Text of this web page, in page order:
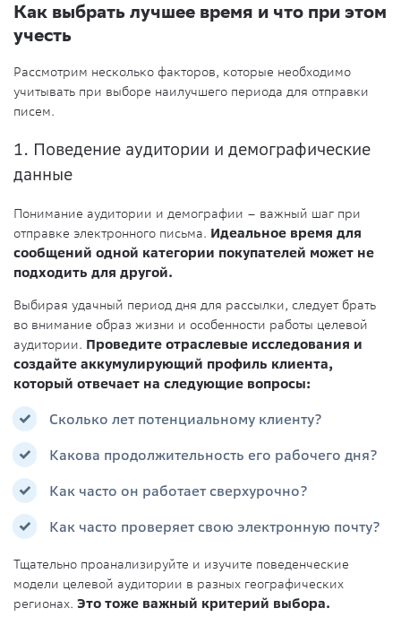
Как выбрать лучшее время и что при этом
учесть
Рассмотрим несколько факторов, которые необходимо
учитывать при выборе наилучшего периода для отправки
писем.
1. Поведение аудитории и демографические
данные
Понимание аудитории и демографии – важный шаг при
отправке электронного письма. Идеальное время для
сообщений одной категории покупателей может не
подходить для другой.
Выбирая удачный период дня для рассылки, следует брать
во внимание образ жизни и особенности работы целевой
аудитории. Проведите отраслевые исследования и
создайте аккумулирующий профиль клиента,
который отвечает на следующие вопросы:
Сколько лет потенциальному клиенту?
Какова продолжительность его рабочего дня?
Как часто он работает сверхурочно?
Как часто проверяет свою электронную почту?
Тщательно проанализируйте и изучите поведенческие
модели целевой аудитории в разных географических
регионах. Это тоже важный критерий выбора.